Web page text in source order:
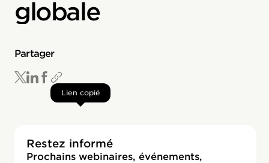
globale
Partager
Lien copié
Restez informé
Prochains webinaires, événements,